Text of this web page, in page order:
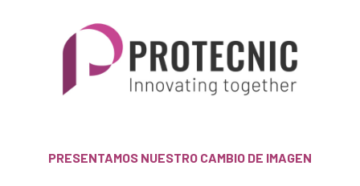
PRESENTAMOS NUESTRO CAMBIO DE IMAGEN